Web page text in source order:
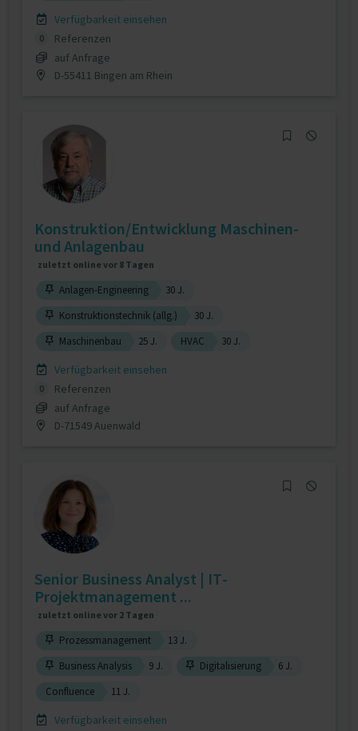
Verfügbarkeit einsehen
0
Referenzen
auf Anfrage
D-55411 Bingen am Rhein
Konstruktion/Entwicklung Maschinen-
und Anlagenbau
zuletzt online vor 8 Tagen
Anlagen-Engineering
30 J.
Konstruktionstechnik (allg.)
30 J.
Maschinenbau
25 J. HVAC 30 J.
Verfügbarkeit einsehen
0
Referenzen
auf Anfrage
D-71549 Auenwald
Senior Business Analyst | IT-
Projektmanagement ...
zuletzt online vor 2 Tagen
Prozessmanagement
13 J.
Business Analysis
9 J. Digitalisierung
6 J.
Confluence
11 J.
Verfügbarkeit einsehen